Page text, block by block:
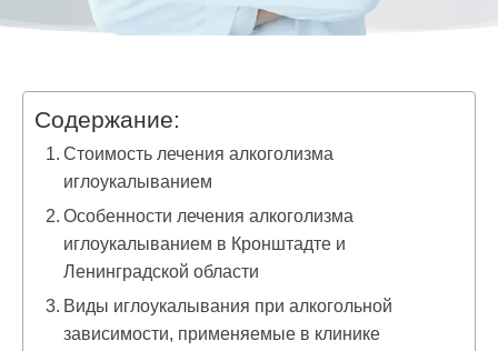
Содержание:
Стоимость лечения алкоголизма
иглоукалыванием
Особенности лечения алкоголизма
иглоукалыванием в Кронштадте и
Ленинградской области
Виды иглоукалывания при алкогольной
зависимости, применяемые в клинике